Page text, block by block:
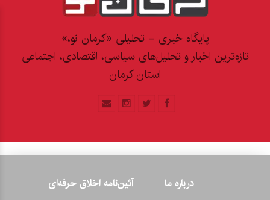
پایگاه خبری - تحلیلی «کرمان نو،»
تازه‌ترین اخبار و تحلیل‌های سیاسی، اقتصادی، اجتماعی
استان کرمان
درباره ما آئین‌نامه اخلاق حرفه‌ای